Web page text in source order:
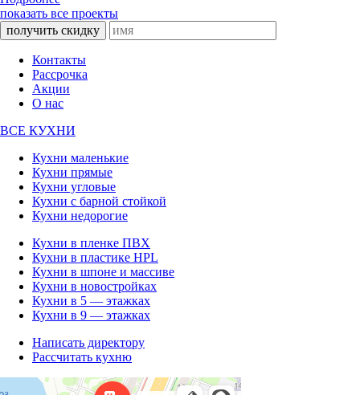
показать все проекты
получить скидку
Контакты
Рассрочка
Акции
О нас
ВСЕ КУХНИ
Кухни маленькие
Кухни прямые
Кухни угловые
Кухни с барной стойкой
Кухни недорогие
Кухни в пленке ПВХ
Кухни в пластике HPL
Кухни в шпоне и массиве
Кухни в новостройках
Кухни в 5 — этажках
Кухни в 9 — этажках
Написать директору
Рассчитать кухню